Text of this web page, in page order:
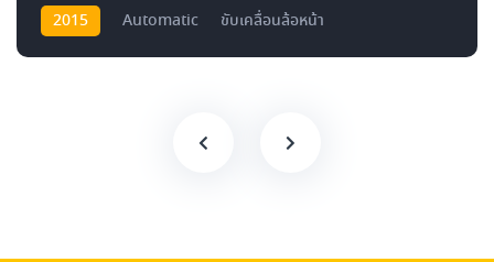
2015 Automatic ขับเคลื่อนล้อหน้า